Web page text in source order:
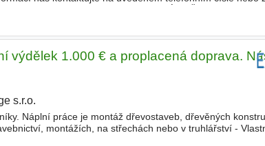
výdělek 1.000 € a proplacená doprava.
s.r.o.
Náplní práce je montáž dřevostaveb, dřevěných
montážích, na střechách nebo v truhlářství -